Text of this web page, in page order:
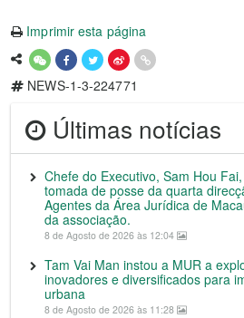
Imprimir esta página
NEWS-1-3-224771
Últimas notícias
Chefe do Executivo, Sam Hou
tomada de posse da quarta
Agentes da Área Jurídica de
da associação.
8 de Agosto de 2026 às 12:04
Tam Vai Man instou a MUR a
inovadores e diversificados para
urbana
8 de Agosto de 2026 às 11:28